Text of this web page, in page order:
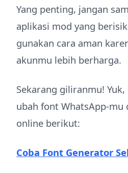
Yang penting, jangan
aplikasi mod yang
gunakan cara aman
akunmu lebih berharga.
Sekarang giliranmu!
ubah font WhatsApp-mu
online berikut:
Coba Font Generator